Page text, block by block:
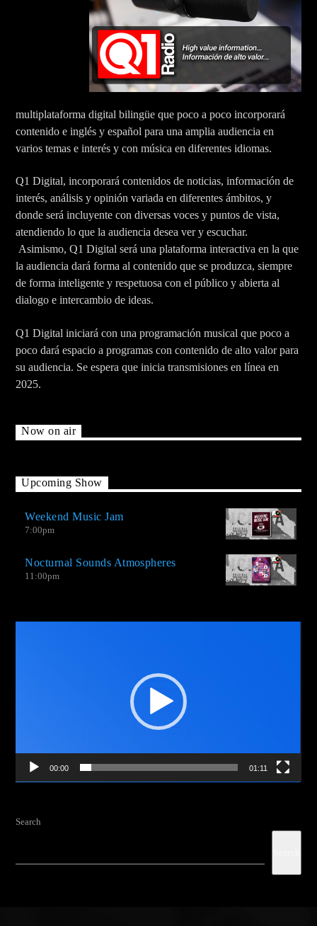
multiplataforma digital bilingüe que poco a poco incorporará
contenido e inglés y español para una amplia audiencia en
varios temas e interés y con música en diferentes idiomas.
Q1 Digital, incorporará contenidos de noticias, información de
interés, análisis y opinión variada en diferentes ámbitos, y
donde será incluyente con diversas voces y puntos de vista,
atendiendo lo que la audiencia desea ver y escuchar.
Asimismo, Q1 Digital será una plataforma interactiva en la que
la audiencia dará forma al contenido que se produzca, siempre
de forma inteligente y respetuosa con el público y abierta al
dialogo e intercambio de ideas.
Q1 Digital iniciará con una programación musical que poco a
poco dará espacio a programas con contenido de alto valor para
su audiencia. Se espera que inicia transmisiones en línea en
2025.
Now on air
Upcoming Show
Weekend Music Jam
7:00pm
Nocturnal Sounds Atmospheres
11:00pm
00:00 01:11
Search